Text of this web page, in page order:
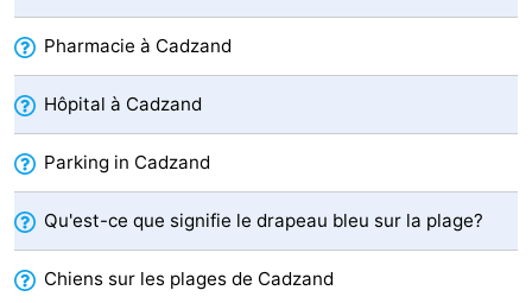
des
Boire
manger
Pratiques
Forum
Route
Pharmacie à Cadzand
Hôpital à Cadzand
Parking in Cadzand
Qu'est-ce que signifie le drapeau bleu sur la plage?
Chiens sur les plages de Cadzand